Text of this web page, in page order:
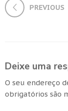
PREVIOUS
Deixe uma
O seu endereço
obrigatórios são